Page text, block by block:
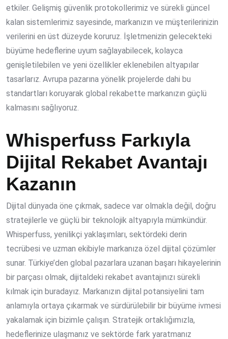
etkiler. Gelişmiş güvenlik protokollerimiz ve sürekli güncel
kalan sistemlerimiz sayesinde, markanızın ve müşterilerinizin
verilerini en üst düzeyde koruruz. İşletmenizin gelecekteki
büyüme hedeflerine uyum sağlayabilecek, kolayca
genişletilebilen ve yeni özellikler eklenebilen altyapılar
tasarlarız. Avrupa pazarına yönelik projelerde dahi bu
standartları koruyarak global rekabette markanızın güçlü
kalmasını sağlıyoruz.
Whisperfuss Farkıyla
Dijital Rekabet Avantajı
Kazanın
Dijital dünyada öne çıkmak, sadece var olmakla değil, doğru
stratejilerle ve güçlü bir teknolojik altyapıyla mümkündür.
Whisperfuss, yenilikçi yaklaşımları, sektördeki derin
tecrübesi ve uzman ekibiyle markanıza özel dijital çözümler
sunar. Türkiye’den global pazarlara uzanan başarı hikayelerinin
bir parçası olmak, dijitaldeki rekabet avantajınızı sürekli
kılmak için buradayız. Markanızın dijital potansiyelini tam
anlamıyla ortaya çıkarmak ve sürdürülebilir bir büyüme ivmesi
yakalamak için bizimle çalışın. Stratejik ortaklığımızla,
hedeflerinize ulaşmanız ve sektörde fark yaratmanız